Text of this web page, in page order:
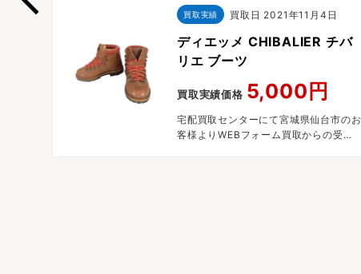
買取実績 買取日 2021年11月4日
ディエッメ CHIBALIER チバ
リエ ブーツ
買取実績価格 5,000円
宅配買取センターにて宮城県仙台市のお
客様よりWEBフォーム買取からの受付